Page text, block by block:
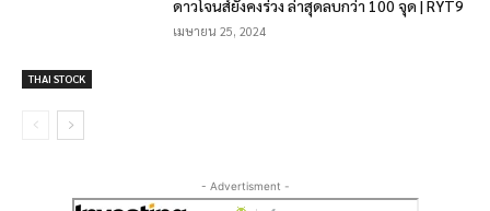
THAI STOCK
ดาวโจนส์ยังคงร่วง ล่าสุดลบกว่า 100 จุด | RYT9
เมษายน 25, 2024
- Advertisment -